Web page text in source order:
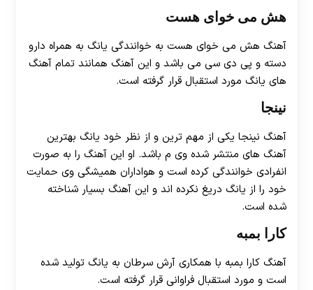
هش می خوای هست
آهنگ هش می خوای هست به خوانندگی یانگ به همراه دارو
دسته و پی دی سی می باشد و این آهنگ همانند تمام آهنگ
های یانگ مورد استقبال قرار گرفته است.
نینجا
آهنگ نینجا یکی از مهم ترین و از نظر خود یانگ بهترین
آهنگ های منتشر شده وی م باشد. او این آهنگ را به صورت
انفرادی خوانندگی کرده است و هواداران همیشگی وی حمایت
خود را از یانگ دریغ نکرده اند و این آهنگ بسیار شناخته
شده است.
کارا بمبه
آهنگ کارا بمبه با همکاری آرش سرطان به یانگ تولید شده
است و مورد استقبال فراوانی قرار گرفته است.